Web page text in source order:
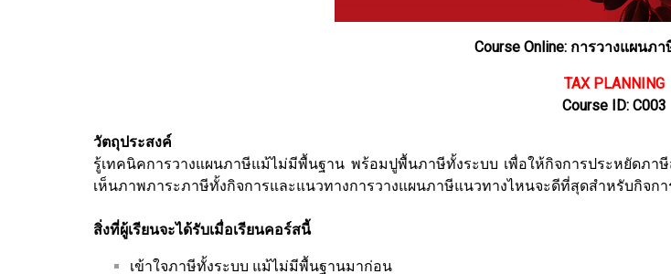
Course Online: การวางแผนภ
TAX PLANNING
Course ID: C003
วัตถุประสงค์
รู้เทคนิคการวางแผนภาษีแม้ไม่มีพื้นฐาน พร้อมปูพื้นภาษีทั้งระบบ เพื่อให้กิจการประหยัดภา
เห็นภาพภาระภาษีทั้งกิจการและแนวทางการวางแผนภาษีแนวทางไหนจะดีที่สุดสำหรับกิจกา
สิ่งที่ผู้เรียนจะได้รับเมื่อเรียนคอร์สนี้
เข้าใจภาษีทั้งระบบ แม้ไม่มีพื้นฐานมาก่อน